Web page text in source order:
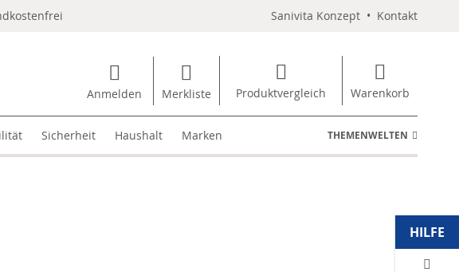
Sanivita Konzept • Kontakt
Anmelden Merkliste Produktvergleich Warenkorb
Sicherheit Haushalt Marken THEMENWELTEN
HILFE